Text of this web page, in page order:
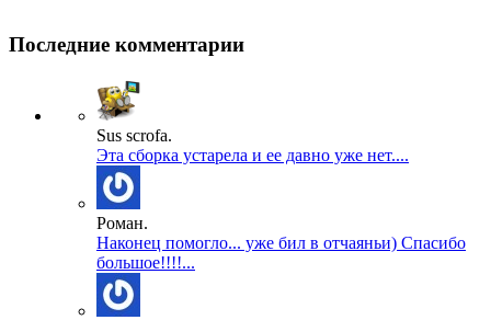
Последние комментарии
Sus scrofa.
Эта сборка устарела и ее давно уже нет....
Роман.
Наконец помогло... уже бил в отчаяньи) Спасибо
большое!!!!...